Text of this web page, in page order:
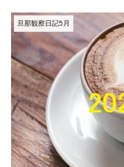
旦那観察日記5月